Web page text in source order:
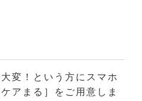
変！という方にスマホ
アまる］をご用意しま